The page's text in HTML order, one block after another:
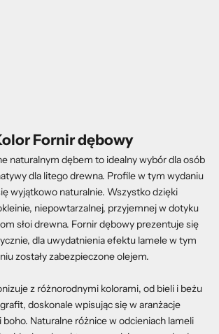
Fornir dębowy
naturalnym dębem to idealny wybór dla osób
dla litego drewna. Profile w tym wydaniu
wyjątkowo naturalnie. Wszystko dzięki
niepowtarzalnej, przyjemnej w dotyku
słoi drewna. Fornir dębowy prezentuje się
dla uwydatnienia efektu lamele w tym
zostały zabezpieczone olejem.
z różnorodnymi kolorami, od bieli i beżu
doskonale wpisując się w aranżacje
boho. Naturalne różnice w odcieniach lameli